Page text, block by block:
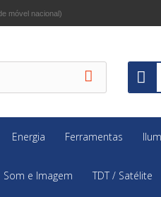
móvel nacional)
Energia Ferramentas
Som e Imagem TDT / Satélite